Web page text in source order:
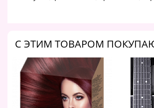
C ЭТИМ ТОВАРОМ